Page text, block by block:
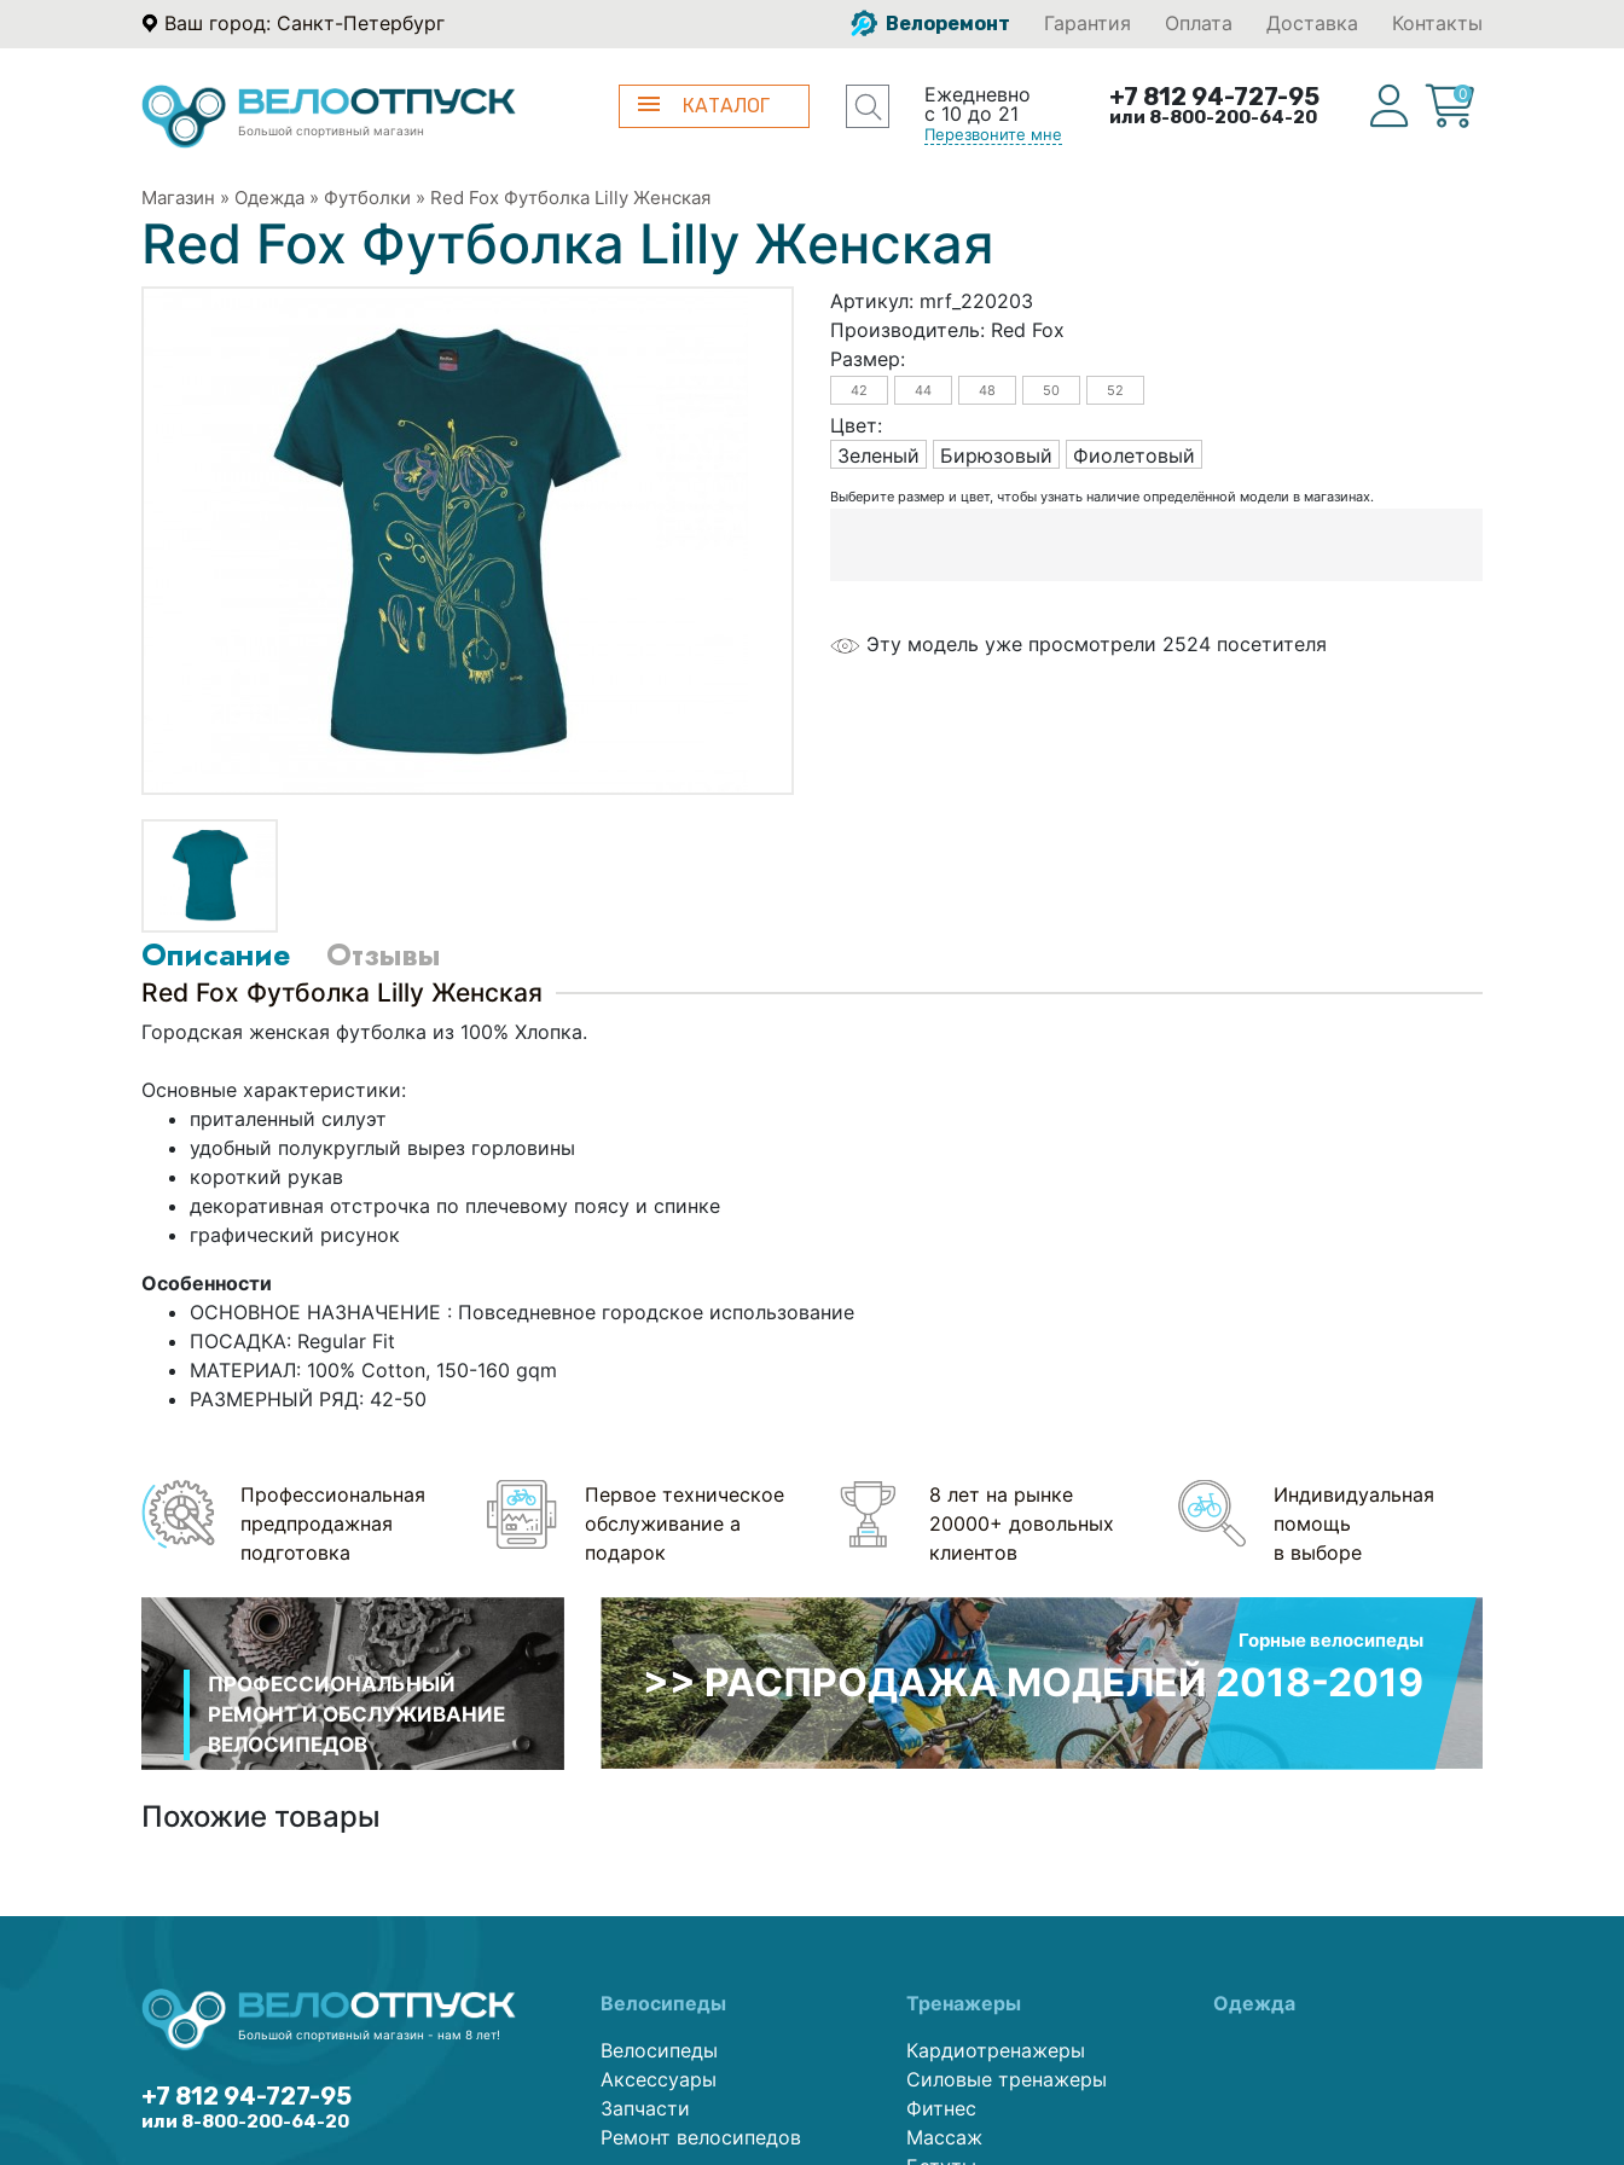
Ваш город: Санкт-Петербург Велоремонт Гарантия Оплата Доставка Контакты
Большой спортивный магазин
КАТАЛОГ
Ежедневно
с 10 до 21
Перезвоните мне
+7 812 94-727-95
или 8-800-200-64-20
0
Магазин » Одежда » Футболки » Red Fox Футболка Lilly Женская
Red Fox Футболка Lilly Женская
Артикул: mrf_220203
Производитель: Red Fox
Размер:
42 44 48 50 52
Цвет:
Зеленый
Бирюзовый Фиолетовый
Выберите размер и цвет, чтобы узнать наличие определённой модели в магазинах.
Эту модель уже просмотрели 2524 посетителя
Описание Отзывы
Red Fox Футболка Lilly Женская
Городская женская футболка из 100% Хлопка.
Основные характеристики:
приталенный силуэт
удобный полукруглый вырез горловины
короткий рукав
декоративная отстрочка по плечевому поясу и спинке
графический рисунок
Особенности
ОСНОВНОЕ НАЗНАЧЕНИЕ : Повседневное городское использование
ПОСАДКА: Regular Fit
МАТЕРИАЛ: 100% Cotton, 150-160 gqm
РАЗМЕРНЫЙ РЯД: 42-50
Профессиональная
предпродажная
подготовка
Первое техническое
обслуживание а
подарок
8 лет на рынке
20000+ довольных
клиентов
Индивидуальная
помощь
в выборе
ПРОФЕССИОНАЛЬНЫЙ
РЕМОНТ И ОБСЛУЖИВАНИЕ
ВЕЛОСИПЕДОВ
Горные велосипеды
>> РАСПРОДАЖА МОДЕЛЕЙ 2018-2019
Похожие товары
Большой спортивный магазин - нам 8 лет!
+7 812 94-727-95
или 8-800-200-64-20
Велосипеды
Велосипеды
Аксессуары
Запчасти
Ремонт велосипедов
Тренажеры
Кардиотренажеры
Силовые тренажеры
Фитнес
Массаж
Одежда